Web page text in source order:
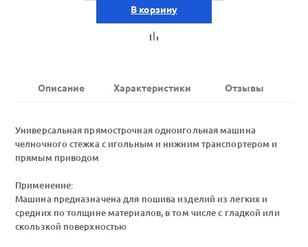
В корзину
Описание Характеристики Отзывы
Универсальная прямострочная одноигольная машина
челночного стежка с игольным и нижним транспортером и
прямым приводом
Применение:
Машина предназначена для пошива изделий из легких и
средних по толщине материалов, в том числе с гладкой или
скользкой поверхностью